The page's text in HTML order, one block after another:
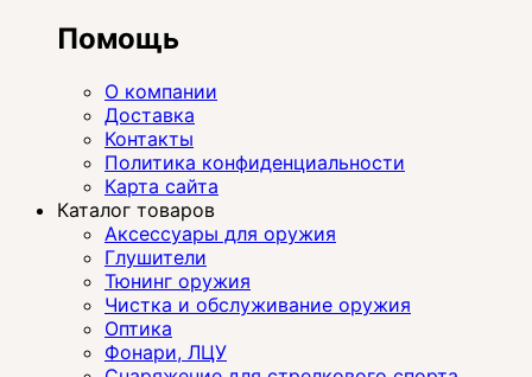
Помощь
О компании
Доставка
Контакты
Политика конфиденциальности
Карта сайта
Каталог товаров
Аксессуары для оружия
Глушители
Тюнинг оружия
Чистка и обслуживание оружия
Оптика
Фонари, ЛЦУ